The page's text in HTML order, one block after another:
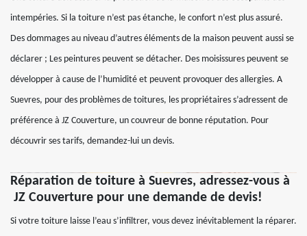
intempéries. Si la toiture n’est pas étanche, le confort n’est plus assuré.
Des dommages au niveau d’autres éléments de la maison peuvent aussi se
déclarer ; Les peintures peuvent se détacher. Des moisissures peuvent se
développer à cause de l’humidité et peuvent provoquer des allergies. A
Suevres, pour des problèmes de toitures, les propriétaires s’adressent de
préférence à JZ Couverture, un couvreur de bonne réputation. Pour
découvrir ses tarifs, demandez-lui un devis.
Réparation de toiture à Suevres, adressez-vous à
JZ Couverture pour une demande de devis!
Si votre toiture laisse l’eau s’infiltrer, vous devez inévitablement la réparer.